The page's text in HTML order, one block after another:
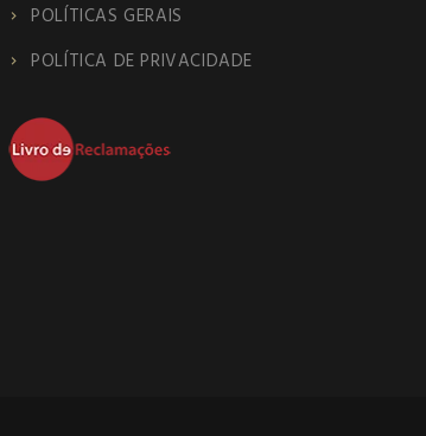
POLÍTICAS GERAIS
POLÍTICA DE PRIVACIDADE